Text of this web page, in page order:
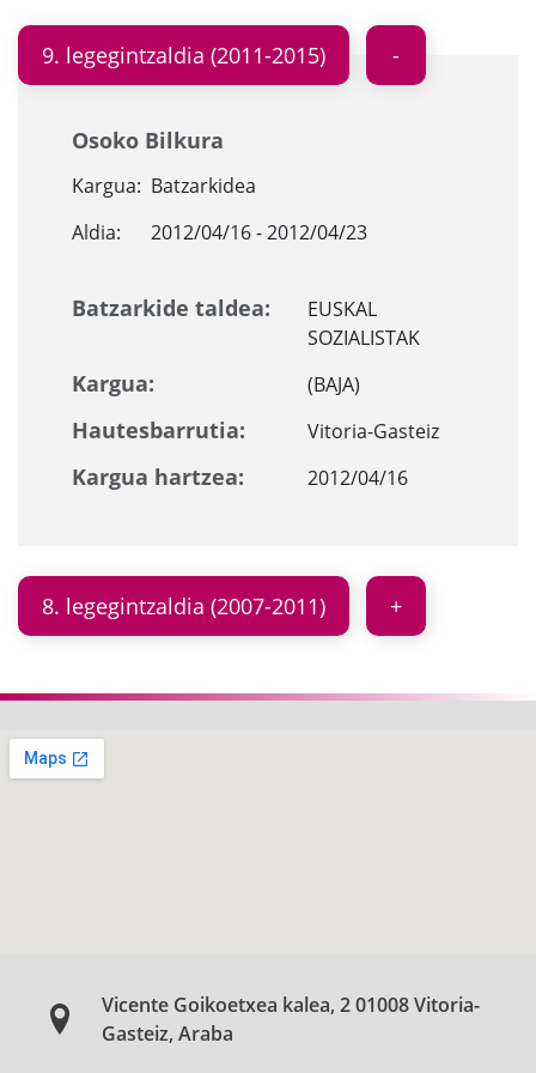
9. legegintzaldia (2011-2015)
Osoko Bilkura
Kargua: Batzarkidea
Aldia:
2012/04/16 - 2012/04/23
Batzarkide taldea:
EUSKAL
SOZIALISTAK
Kargua: (BAJA)
Hautesbarrutia: Vitoria-Gasteiz
Kargua hartzea: 2012/04/16
8. legegintzaldia (2007-2011)
Vicente Goikoetxea kalea, 2 01008 Vitoria-
Gasteiz, Araba